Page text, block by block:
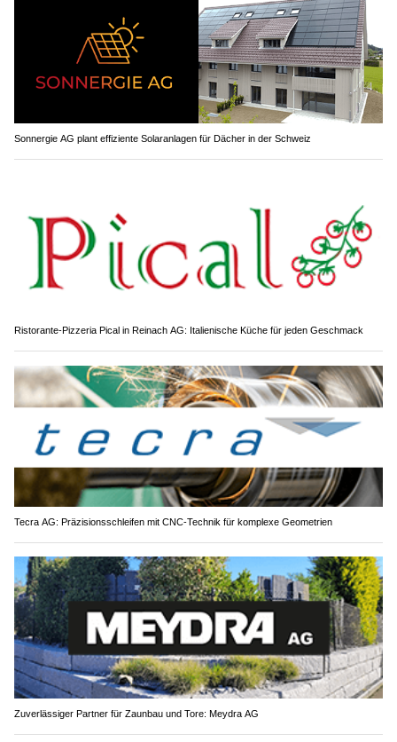
Sonnergie AG plant effiziente Solaranlagen für Dächer in der Schweiz
Ristorante-Pizzeria Pical in Reinach AG: Italienische Küche für jeden Geschmack
Tecra AG: Präzisionsschleifen mit CNC-Technik für komplexe Geometrien
Zuverlässiger Partner für Zaunbau und Tore: Meydra AG